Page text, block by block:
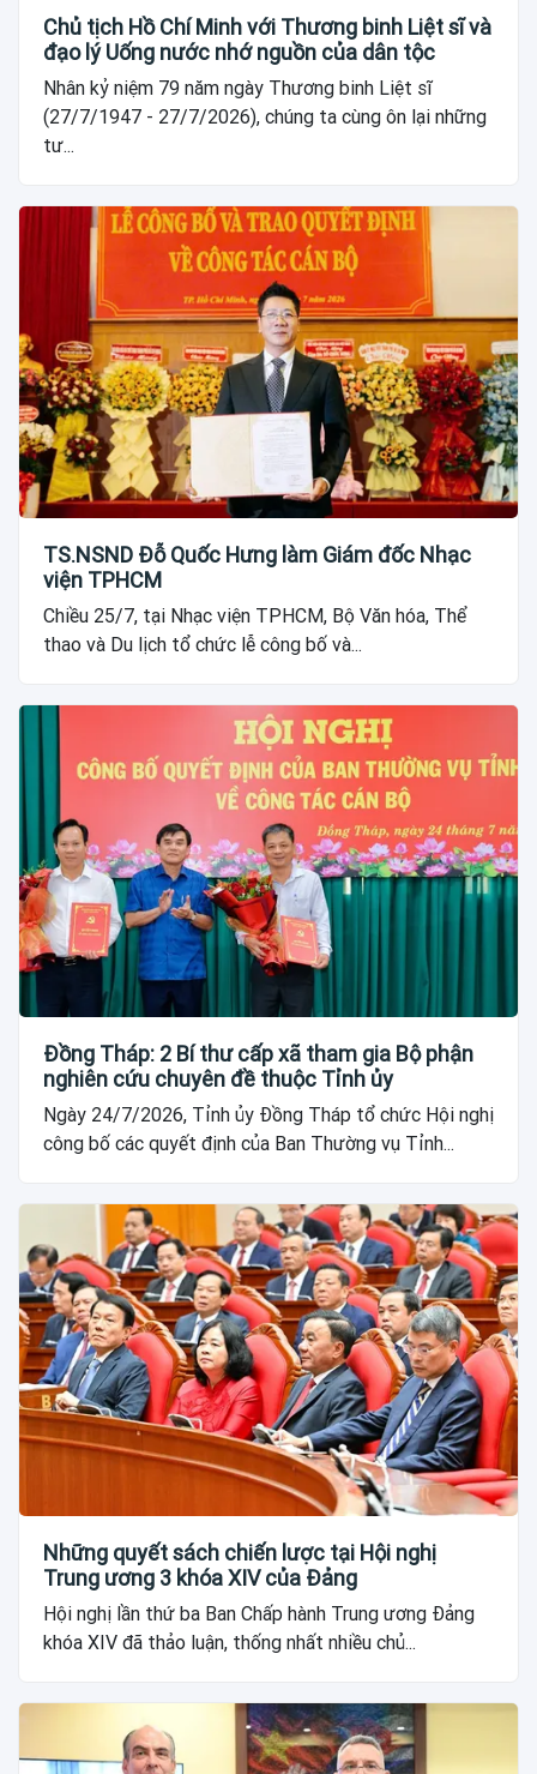
Chủ tịch Hồ Chí Minh với Thương binh Liệt sĩ và
đạo lý Uống nước nhớ nguồn của dân tộc
Nhân kỷ niệm 79 năm ngày Thương binh Liệt sĩ
(27/7/1947 - 27/7/2026), chúng ta cùng ôn lại những
tư...
TS.NSND Đỗ Quốc Hưng làm Giám đốc Nhạc
viện TPHCM
Chiều 25/7, tại Nhạc viện TPHCM, Bộ Văn hóa, Thể
thao và Du lịch tổ chức lễ công bố và...
Đồng Tháp: 2 Bí thư cấp xã tham gia Bộ phận
nghiên cứu chuyên đề thuộc Tỉnh ủy
Ngày 24/7/2026, Tỉnh ủy Đồng Tháp tổ chức Hội nghị
công bố các quyết định của Ban Thường vụ Tỉnh...
Những quyết sách chiến lược tại Hội nghị
Trung ương 3 khóa XIV của Đảng
Hội nghị lần thứ ba Ban Chấp hành Trung ương Đảng
khóa XIV đã thảo luận, thống nhất nhiều chủ...